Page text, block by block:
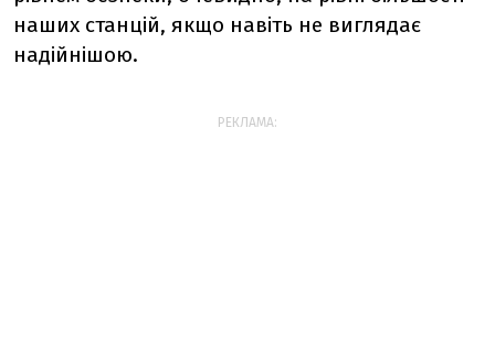
наших станцій, якщо навіть не виглядає
надійнішою.
РЕКЛАМА: